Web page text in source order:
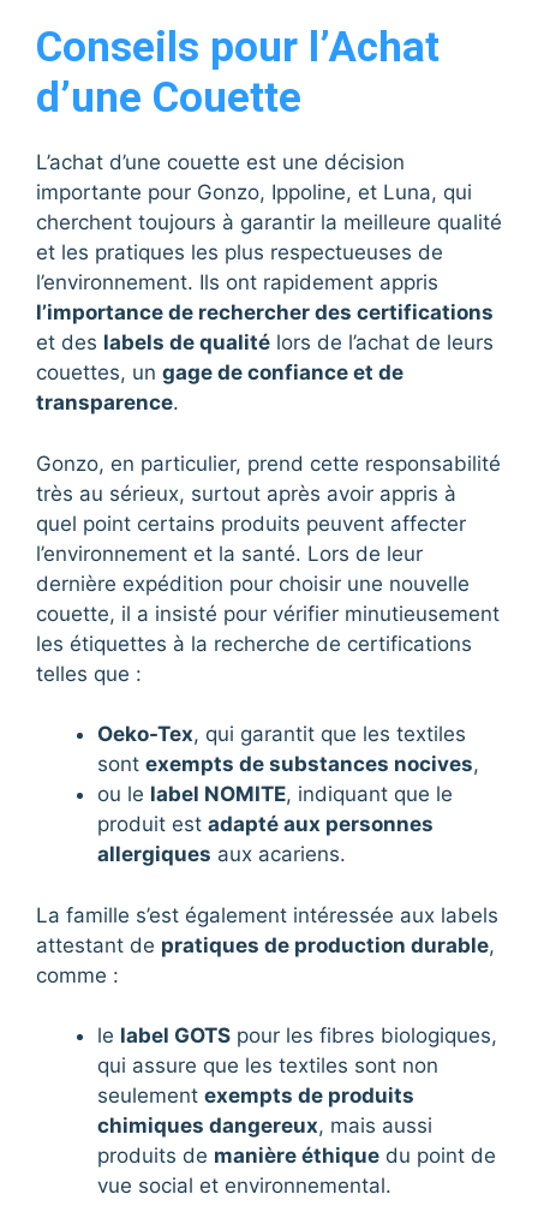
Conseils pour l’Achat
d’une Couette
L’achat d’une couette est une décision
importante pour Gonzo, Ippoline, et Luna, qui
cherchent toujours à garantir la meilleure qualité
et les pratiques les plus respectueuses de
l’environnement. Ils ont rapidement appris
l’importance de rechercher des certifications
et des labels de qualité lors de l’achat de leurs
couettes, un gage de confiance et de
transparence.
Gonzo, en particulier, prend cette responsabilité
très au sérieux, surtout après avoir appris à
quel point certains produits peuvent affecter
l’environnement et la santé. Lors de leur
dernière expédition pour choisir une nouvelle
couette, il a insisté pour vérifier minutieusement
les étiquettes à la recherche de certifications
telles que :
Oeko-Tex, qui garantit que les textiles
sont exempts de substances nocives,
ou le label NOMITE, indiquant que le
produit est adapté aux personnes
allergiques aux acariens.
La famille s’est également intéressée aux labels
attestant de pratiques de production durable,
comme :
le label GOTS pour les fibres biologiques,
qui assure que les textiles sont non
seulement exempts de produits
chimiques dangereux, mais aussi
produits de manière éthique du point de
vue social et environnemental.